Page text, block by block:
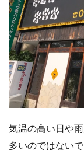
気温の高い日や
多いのではない